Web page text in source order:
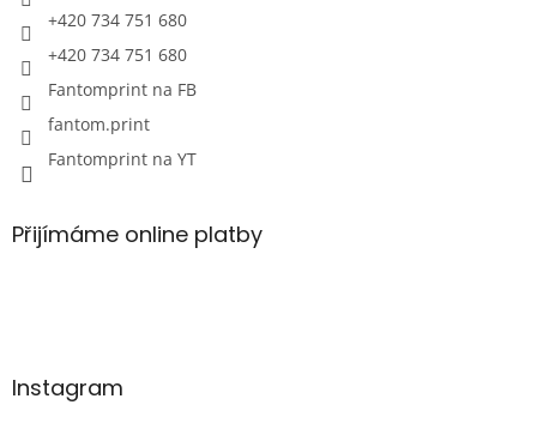
+420 734 751 680
+420 734 751 680
Fantomprint na FB
fantom.print
Fantomprint na YT
Přijímáme online platby
Instagram